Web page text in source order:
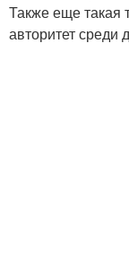
Также еще такая
авторитет среди